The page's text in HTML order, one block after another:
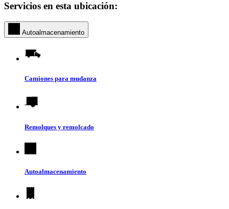
Servicios en esta ubicación:
Autoalmacenamiento
Camiones para mudanza
Remolques y remolcado
Autoalmacenamiento